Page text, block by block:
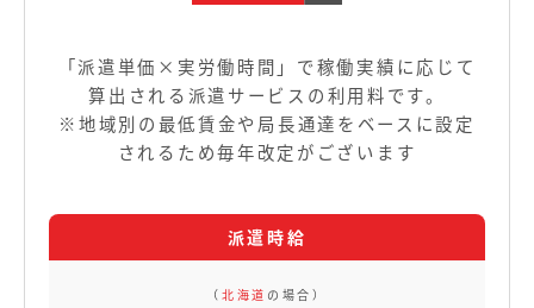
「派遣単価×実労働時間」で稼働実績に応じて
算出される派遣サービスの利用料です。
※地域別の最低賃金や局長通達をベースに設定
されるため毎年改定がございます
（ 北海道 の場合）